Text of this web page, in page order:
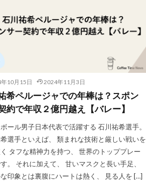
10月15日 2024年11月3日
希ペルージャでの年棒は？スポン
約で年収２億円越え【バレー】
ール男子日本代表で活躍する 石川祐希選手。
選手といえば、 類まれな技術と厳しい戦いを
タフな精神力を持つ、 世界のトッププレー
。 それに加えて、 甘いマスクと長い手足、
印象とは裏腹にハートは熱く、 見る人を […]